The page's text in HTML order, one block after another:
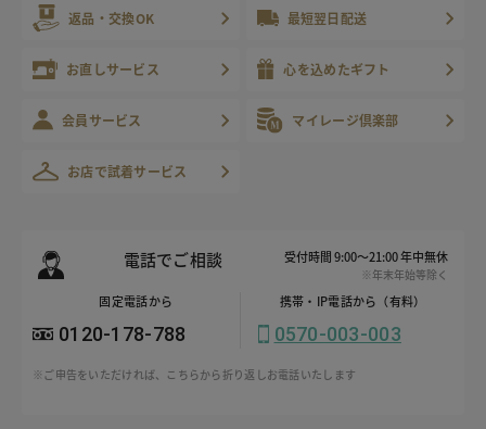
返品・交換OK 最短翌日配送
お直しサービス 心を込めたギフト
会員サービス マイレージ倶楽部
お店で試着サービス
電話でご相談 受付時間 9:00～21:00 年中無休
※年末年始等除く
固定電話から
0120-178-788
携帯・IP電話から（有料）
0570-003-003
※ご申告をいただければ、こちらから折り返しお電話いたします